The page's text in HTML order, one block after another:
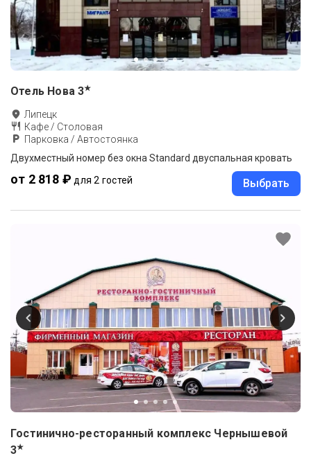
Отель Нова 3★
Липецк
Кафе / Столовая
Парковка / Автостоянка
Двухместный номер без окна Standard двуспальная кровать
от 2 818 ₽ для 2 гостей Выбрать
Гостинично-ресторанный комплекс Чернышевой
3★